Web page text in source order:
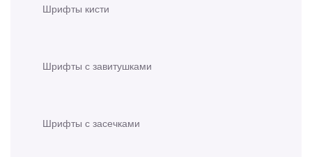
Шрифты кисти
Шрифты с завитушками
Шрифты с засечками